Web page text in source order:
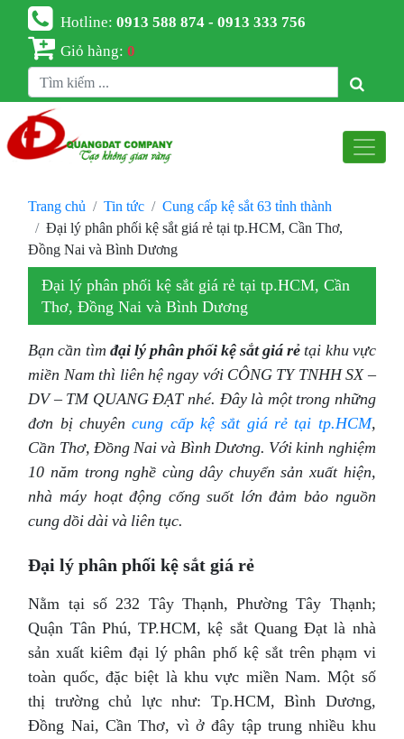
Hotline:0913 588 874 - 0913 333 756
Giỏ hàng:0
Trang chủ Tin tức
Cung cấp kệ sắt 63 tỉnh thành
Đại lý phân phối kệ sắt giá rẻ tại tp.HCM, Cần Thơ,
Đồng Nai và Bình Dương
Đại lý phân phối kệ sắt giá rẻ tại tp.HCM, Cần
Thơ, Đồng Nai và Bình Dương
Bạn cần tìm đại lý phân phối kệ sắt giá rẻ tại khu vực
miền Nam thì liên hệ ngay với CÔNG TY TNHH SX –
DV – TM QUANG ĐẠT nhé. Đây là một trong những
đơn bị chuyêncung cấp kệ sắt giá rẻ tại tp.HCM,
Cần Thơ, Đồng Nai và Bình Dương. Với kinh nghiệm
10 năm trong nghề cùng dây chuyển sản xuất hiện,
nhà máy hoạt động cống suốt lớn đảm bảo nguồn
cung dồi dài và liên tục.
Đại lý phân phối kệ sắt giá rẻ
Nằm tại số 232 Tây Thạnh, Phường Tây Thạnh;
Quận Tân Phú, TP.HCM, kệ sắt Quang Đạt là nhà
sản xuất kiêm đại lý phân phố kệ sắt trên phạm vi
toàn quốc, đặc biệt là khu vực miền Nam. Một số
thị trường chủ lực như: Tp.HCM, Bình Dương,
Đồng Nai, Cần Thơ, vì ở đây tập trung nhiều khu